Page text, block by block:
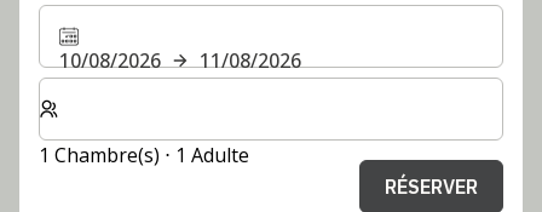
10/08/2026
11/08/2026
Sélectionnez le nombre de chambres et d'invités pour
1 Chambre(s) ⋅ 1 Adulte
RÉSERVER